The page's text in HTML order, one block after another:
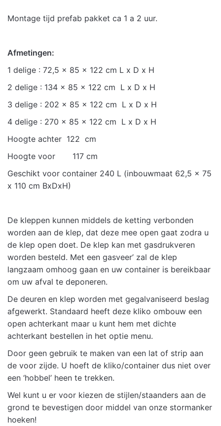
Montage tijd prefab pakket ca 1 a 2 uur.
Afmetingen:
1 delige : 72,5 x 85 x 122 cm L x D x H
2 delige : 134 x 85 x 122 cm L x D x H
3 delige : 202 x 85 x 122 cm L x D x H
4 delige : 270 x 85 x 122 cm L x D x H
Hoogte achter 122 cm
Hoogte voor 117 cm
Geschikt voor container 240 L (inbouwmaat 62,5 x 75
x 110 cm BxDxH)
De kleppen kunnen middels de ketting verbonden
worden aan de klep, dat deze mee open gaat zodra u
de klep open doet. De klep kan met gasdrukveren
worden besteld. Met een gasveer’ zal de klep
langzaam omhoog gaan en uw container is bereikbaar
om uw afval te deponeren.
De deuren en klep worden met gegalvaniseerd beslag
afgewerkt. Standaard heeft deze kliko ombouw een
open achterkant maar u kunt hem met dichte
achterkant bestellen in het optie menu.
Door geen gebruik te maken van een lat of strip aan
de voor zijde. U hoeft de kliko/container dus niet over
een ‘hobbel’ heen te trekken.
Wel kunt u er voor kiezen de stijlen/staanders aan de
grond te bevestigen door middel van onze stormanker
hoeken!